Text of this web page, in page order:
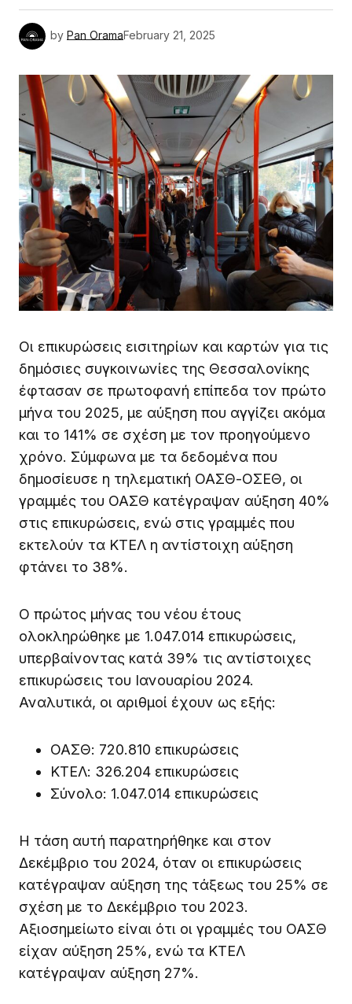
by Pan OramaFebruary 21, 2025
Οι επικυρώσεις εισιτηρίων και καρτών για τις
δημόσιες συγκοινωνίες της Θεσσαλονίκης
έφτασαν σε πρωτοφανή επίπεδα τον πρώτο
μήνα του 2025, με αύξηση που αγγίζει ακόμα
και το 141% σε σχέση με τον προηγούμενο
χρόνο. Σύμφωνα με τα δεδομένα που
δημοσίευσε η τηλεματική ΟΑΣΘ-ΟΣΕΘ, οι
γραμμές του ΟΑΣΘ κατέγραψαν αύξηση 40%
στις επικυρώσεις, ενώ στις γραμμές που
εκτελούν τα ΚΤΕΛ η αντίστοιχη αύξηση
φτάνει το 38%.
Ο πρώτος μήνας του νέου έτους
ολοκληρώθηκε με 1.047.014 επικυρώσεις,
υπερβαίνοντας κατά 39% τις αντίστοιχες
επικυρώσεις του Ιανουαρίου 2024.
Αναλυτικά, οι αριθμοί έχουν ως εξής:
ΟΑΣΘ: 720.810 επικυρώσεις
ΚΤΕΛ: 326.204 επικυρώσεις
Σύνολο: 1.047.014 επικυρώσεις
Η τάση αυτή παρατηρήθηκε και στον
Δεκέμβριο του 2024, όταν οι επικυρώσεις
κατέγραψαν αύξηση της τάξεως του 25% σε
σχέση με το Δεκέμβριο του 2023.
Αξιοσημείωτο είναι ότι οι γραμμές του ΟΑΣΘ
είχαν αύξηση 25%, ενώ τα ΚΤΕΛ
κατέγραψαν αύξηση 27%.